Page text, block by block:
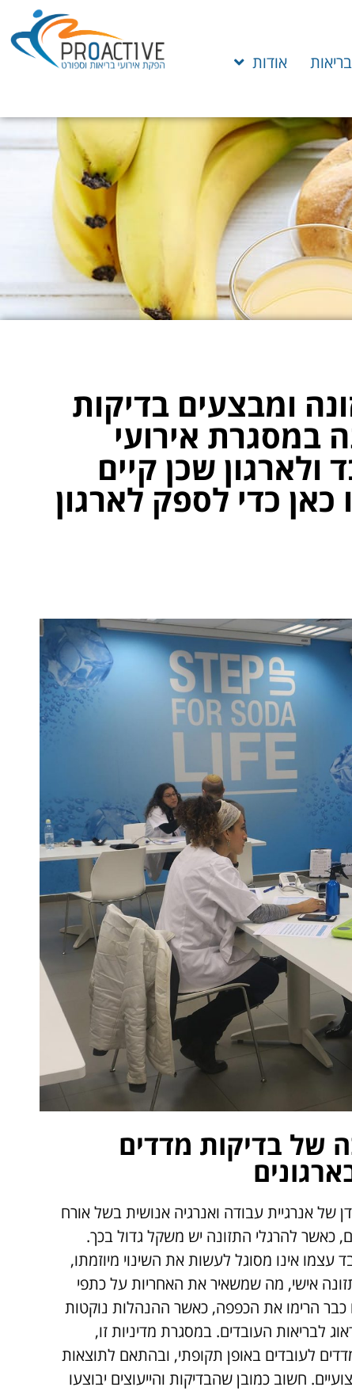
אודות
ומבצעים בדיקות
במסגרת אירועי
שכן קיים
כדי לספק לארגון
של בדיקות מדדים
של אנרגיית עבודה ואנרגיה אנושית בשל אורח
כאשר להרגלי התזונה יש משקל גדול בכך.
עצמו אינו מסוגל לעשות את השינוי מיוזמתו,
אישי, מה שמשאיר את האחריות על כתפי
כבר הרימו את הכפפה, כאשר ההנהלות נוקטות
לבריאות העובדים. במסגרת מדיניות זו,
לעובדים באופן תקופתי, ובהתאם לתוצאות
חשוב כמובן שהבדיקות והייעוצים יבוצעו